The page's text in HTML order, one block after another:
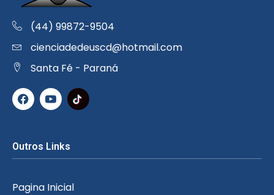
(44) 99872-9504
cienciadedeuscd@hotmail.com
Santa Fé - Paraná
Outros Links
Pagina Inicial